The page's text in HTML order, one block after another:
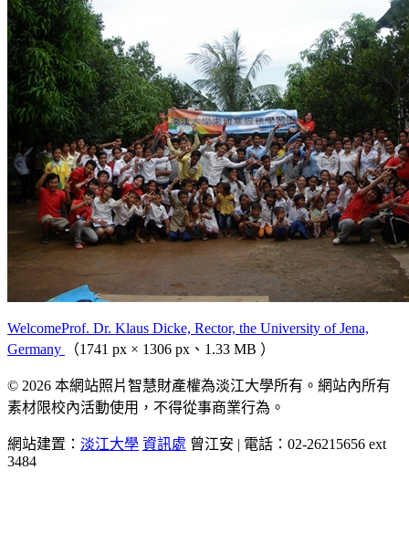
WelcomeProf. Dr. Klaus Dicke, Rector, the University of Jena,
Germany
（1741 px × 1306 px、1.33 MB ）
© 2026 本網站照片智慧財產權為淡江大學所有。網站內所有
素材限校內活動使用，不得從事商業行為。
網站建置： 淡江大學 資訊處 曾江安 | 電話：02-26215656 ext
3484